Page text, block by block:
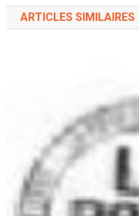
ARTICLES SIMILAIRES